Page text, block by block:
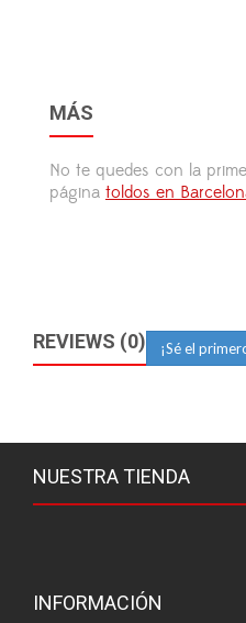
MÁS
No te quedes con la
página toldos en
REVIEWS (0) ¡Sé el
NUESTRA TIENDA
INFORMACIÓN